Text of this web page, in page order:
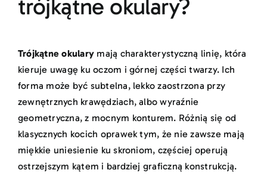
trójkątne okulary?
Trójkątne okulary mają charakterystyczną linię, która
kieruje uwagę ku oczom i górnej części twarzy. Ich
forma może być subtelna, lekko zaostrzona przy
zewnętrznych krawędziach, albo wyraźnie
geometryczna, z mocnym konturem. Różnią się od
klasycznych kocich oprawek tym, że nie zawsze mają
miękkie uniesienie ku skroniom, częściej operują
ostrzejszym kątem i bardziej graficzną konstrukcją.